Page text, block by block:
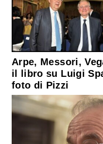
Arpe, Messori,
il libro su Luigi
foto di Pizzi